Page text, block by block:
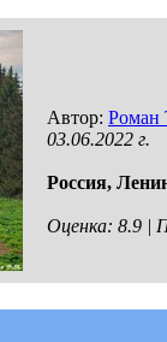
Автор: Роман
03.06.2022 г.
Россия,
Оценка: 8.9 |